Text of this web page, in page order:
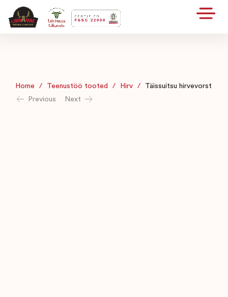
Home / Teenustöö tooted / Hirv /
Täissuitsu hirvevorst
Previous
Next